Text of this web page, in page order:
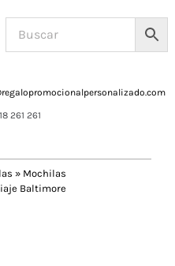
261 261
» Mochilas
Baltimore